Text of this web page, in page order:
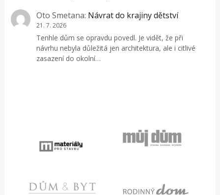
Oto Smetana: Návrat do krajiny dětství
21. 7. 2026
Tenhle dům se opravdu povedl. Je vidět, že při
návrhu nebyla důležitá jen architektura, ale i citlivé
zasazení do okolní…